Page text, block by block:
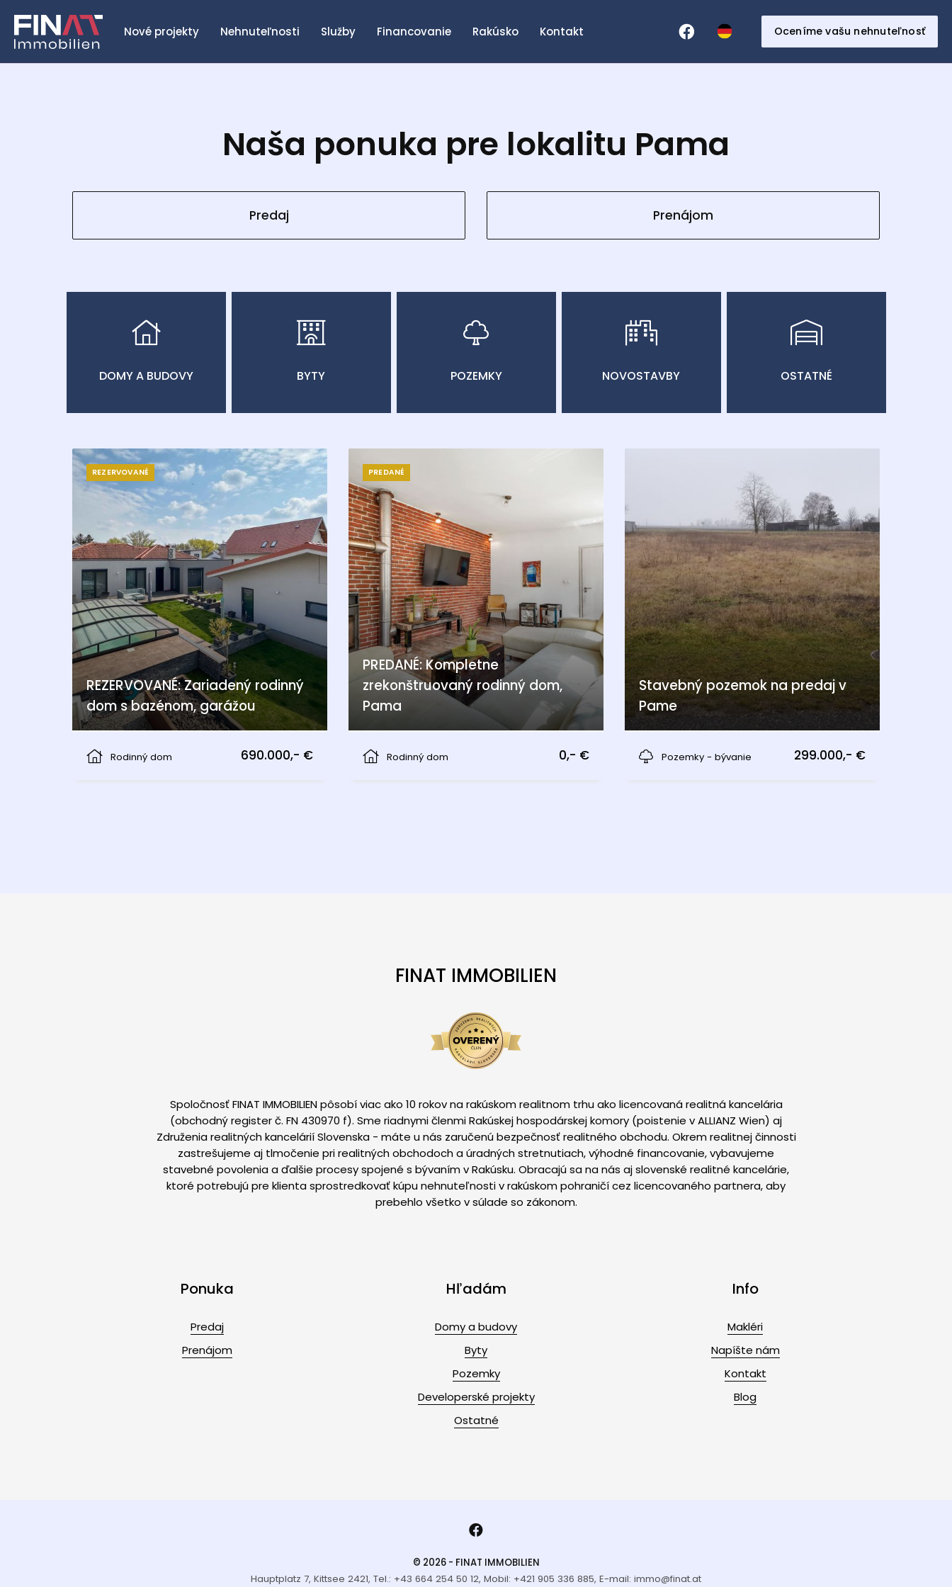
Nové projekty Nehnuteľnosti Služby Financovanie Rakúsko Kontakt Oceníme vašu nehnuteľnosť
Naša ponuka pre lokalitu Pama
Predaj Prenájom
DOMY A BUDOVY BYTY POZEMKY NOVOSTAVBY OSTATNÉ
REZERVOVANÉ
REZERVOVANÉ: Zariadený rodinný
dom s bazénom, garážou
Rodinný dom
690.000,- €
PREDANÉ
PREDANÉ: Kompletne
zrekonštruovaný rodinný dom,
Pama
Rodinný dom
0,- €
Stavebný pozemok na predaj v
Pame
Pozemky - bývanie
299.000,- €
FINAT IMMOBILIEN
Spoločnosť FINAT IMMOBILIEN pôsobí viac ako 10 rokov na rakúskom realitnom trhu ako licencovaná realitná kancelária
(obchodný register č. FN 430970 f). Sme riadnymi členmi Rakúskej hospodárskej komory (poistenie v ALLIANZ Wien) aj
Združenia realitných kancelárií Slovenska - máte u nás zaručenú bezpečnosť realitného obchodu. Okrem realitnej činnosti
zastrešujeme aj tlmočenie pri realitných obchodoch a úradných stretnutiach, výhodné financovanie, vybavujeme
stavebné povolenia a ďalšie procesy spojené s bývaním v Rakúsku. Obracajú sa na nás aj slovenské realitné kancelárie,
ktoré potrebujú pre klienta sprostredkovať kúpu nehnuteľnosti v rakúskom pohraničí cez licencovaného partnera, aby
prebehlo všetko v súlade so zákonom.
Ponuka
Predaj
Prenájom
Hľadám
Domy a budovy
Byty
Pozemky
Developerské projekty
Ostatné
Info
Makléri
Napíšte nám
Kontakt
Blog
© 2026 - FINAT IMMOBILIEN
Hauptplatz 7, Kittsee 2421, Tel.: +43 664 254 50 12, Mobil: +421 905 336 885, E-mail: immo@finat.at